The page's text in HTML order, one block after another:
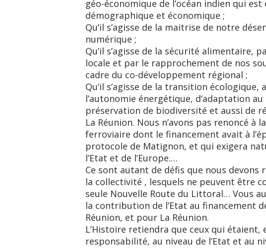
géo-économique de l’océan indien qui
démographique et économique ;
Qu’il s’agisse de la maitrise de notre
numérique ;
Qu’il s’agisse de la sécurité alimentaire,
locale et par le rapprochement de nos
cadre du co-développement régional ;
Qu’il s’agisse de la transition
l’autonomie énergétique, d’adaptation
préservation de biodiversité et aussi de
La Réunion. Nous n’avons pas renoncé à
ferroviaire dont le financement avait à
protocole de Matignon, et qui exigera
l’Etat et de l’Europe.…
Ce sont autant de défis que nous devons
la collectivité , lesquels ne peuvent être
seule Nouvelle Route du Littoral… Vous
la contribution de l’Etat au financement
Réunion, et pour La Réunion.
L’Histoire retiendra que ceux qui étaient,
responsabilité, au niveau de l’Etat et au